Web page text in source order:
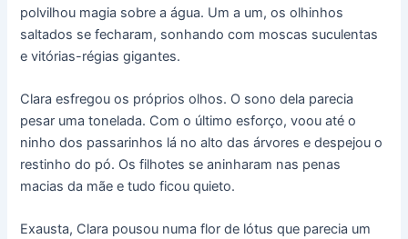
polvilhou magia sobre a água. Um a um, os olhinhos
saltados se fecharam, sonhando com moscas suculentas
e vitórias-régias gigantes.
Clara esfregou os próprios olhos. O sono dela parecia
pesar uma tonelada. Com o último esforço, voou até o
ninho dos passarinhos lá no alto das árvores e despejou o
restinho do pó. Os filhotes se aninharam nas penas
macias da mãe e tudo ficou quieto.
Exausta, Clara pousou numa flor de lótus que parecia um